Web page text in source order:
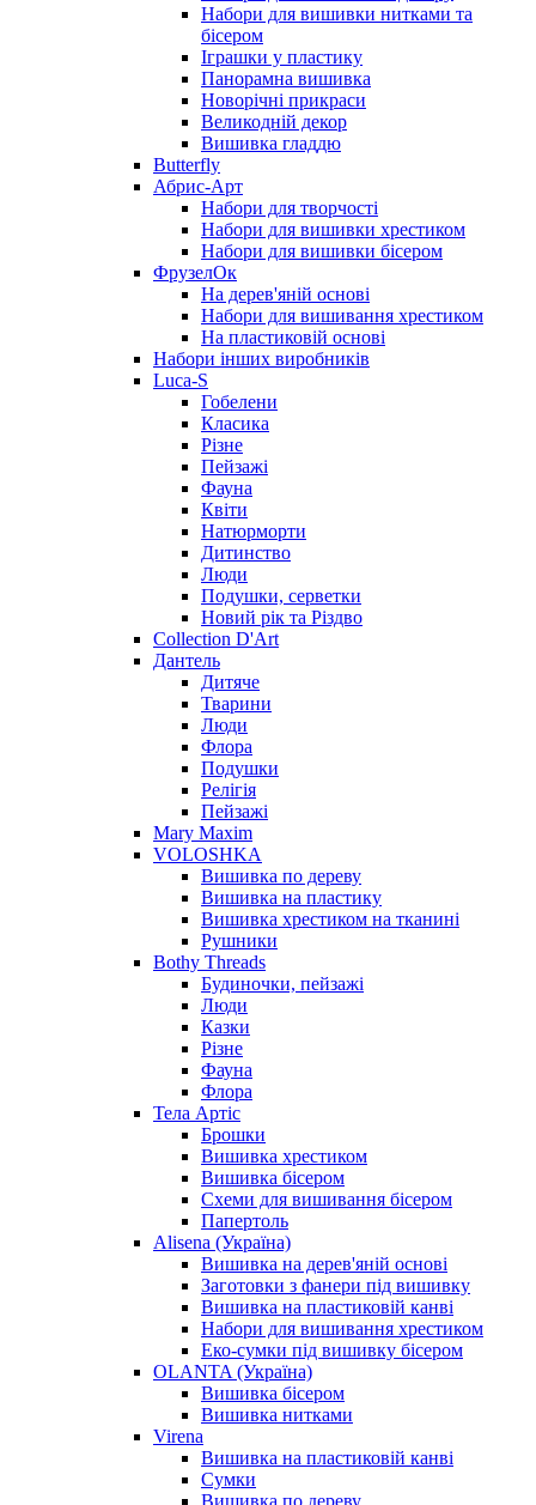
Набори для вишивки нитками та
бісером
Іграшки у пластику
Панорамна вишивка
Новорічні прикраси
Великодній декор
Вишивка гладдю
Butterfly
Абрис-Арт
Набори для творчості
Набори для вишивки хрестиком
Набори для вишивки бісером
ФрузелОк
На дерев'яній основі
Набори для вишивання хрестиком
На пластиковій основі
Набори інших виробників
Luca-S
Гобелени
Класика
Різне
Пейзажі
Фауна
Квіти
Натюрморти
Дитинство
Люди
Подушки, серветки
Новий рік та Різдво
Collection D'Art
Дантель
Дитяче
Тварини
Люди
Флора
Подушки
Релігія
Пейзажі
Mary Maxim
VOLOSHKA
Вишивка по дереву
Вишивка на пластику
Вишивка хрестиком на тканині
Рушники
Bothy Threads
Будиночки, пейзажі
Люди
Казки
Різне
Фауна
Флора
Тела Артіс
Брошки
Вишивка хрестиком
Вишивка бісером
Схеми для вишивання бісером
Папертоль
Alisena (Україна)
Вишивка на дерев'яній основі
Заготовки з фанери під вишивку
Вишивка на пластиковій канві
Набори для вишивання хрестиком
Еко-сумки під вишивку бісером
OLANTA (Україна)
Вишивка бісером
Вишивка нитками
Virena
Вишивка на пластиковій канві
Сумки
Вишивка по дереву